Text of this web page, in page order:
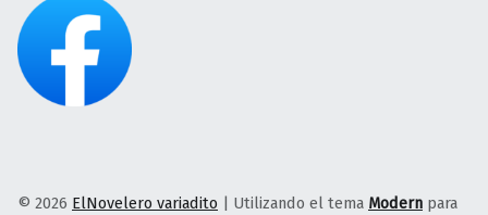
© 2026 ElNovelero variadito | Utilizando el tema Modern para